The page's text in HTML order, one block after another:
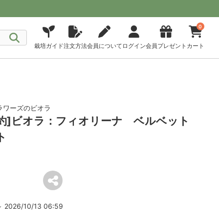
栽培ガイド注文方法会員について ログイン会員プレゼント
0
カート
ーズのビオラ
]ビオラ：フィオリーナ ベルベット
2026/10/13 06:59